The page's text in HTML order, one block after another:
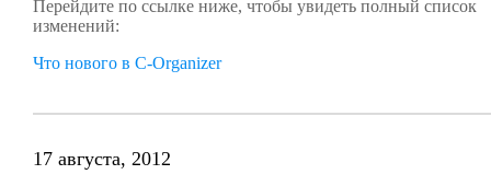
Перейдите по ссылке ниже, чтобы увидеть полный список
изменений:
Что нового в C-Organizer
17 августа, 2012